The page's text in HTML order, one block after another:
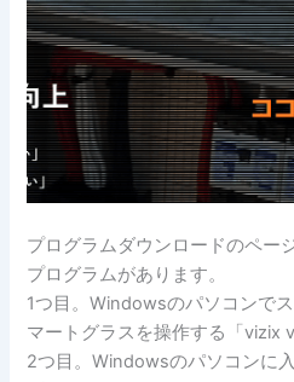
プログラムダウンロードのペー
プログラムがあります。
1つ目。Windowsのパソコンで
マートグラスを操作する「vizix
2つ目。Windowsのパソコンに